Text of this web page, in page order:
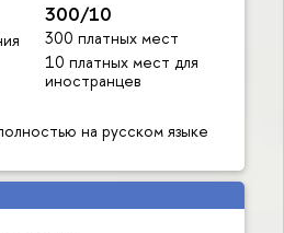
300/10
300 платных мест
10 платных мест для
иностранцев
на русском языке